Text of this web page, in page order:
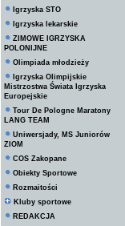
Igrzyska STO
Igrzyska lekarskie
ZIMOWE IGRZYSKA
POLONIJNE
Olimpiada młodzieży
Igrzyska Olimpijskie
Mistrzostwa Świata Igrzyska
Europejskie
Tour De Pologne Maratony
LANG TEAM
Uniwersjady, MS Juniorów
ZIOM
COS Zakopane
Obiekty Sportowe
Rozmaitości
Kluby sportowe
REDAKCJA